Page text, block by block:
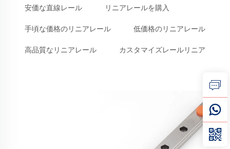
安価な直線レール リニアレールを購入
手頃な価格のリニアレール 低価格のリニアレール
高品質なリニアレール カスタマイズレールリニア